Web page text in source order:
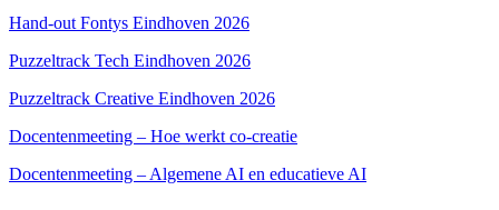
Hand-out Fontys Eindhoven 2026
Puzzeltrack Tech Eindhoven 2026
Puzzeltrack Creative Eindhoven 2026
Docentenmeeting – Hoe werkt co-creatie
Docentenmeeting – Algemene AI en educatieve AI